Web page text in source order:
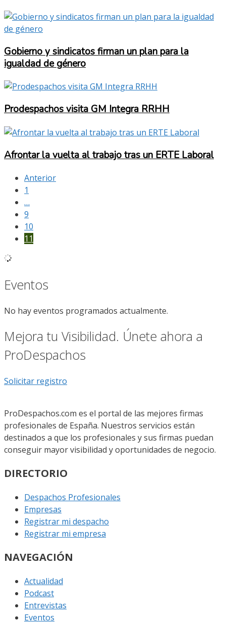
Gobierno y sindicatos firman un plan para la
igualdad de género
Prodespachos visita GM Integra RRHH
Afrontar la vuelta al trabajo tras un ERTE Laboral
Anterior
1
…
9
10
11
Eventos
No hay eventos programados actualmente.
Mejora tu Visibilidad. Únete ahora a
ProDespachos
Solicitar registro
ProDespachos.com es el portal de las mejores firmas
profesionales de España. Nuestros servicios están
destinados a que los profesionales y sus firmas puedan
conseguir mayor visibilidad y oportunidades de negocio.
DIRECTORIO
Despachos Profesionales
Empresas
Registrar mi despacho
Registrar mi empresa
NAVEGACIÓN
Actualidad
Podcast
Entrevistas
Eventos